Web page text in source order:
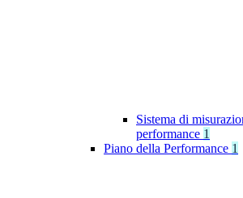
Sistema di
performance 1
Piano della Performance 1